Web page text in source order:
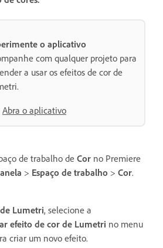
o aplicativo
com qualquer projeto para
a usar os efeitos de cor de
Abra o aplicativo
de trabalho de Cor no Premiere
> Espaço de trabalho > Cor.
Lumetri, selecione a
efeito de cor de Lumetri no menu
criar um novo efeito.